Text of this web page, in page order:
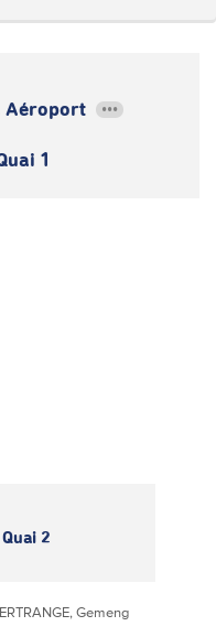
Aéroport •••
1
2
Gemeng